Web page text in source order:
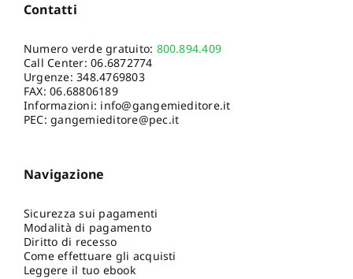
Contatti
Numero verde gratuito: 800.894.409
Call Center:06.6872774
Urgenze:348.4769803
FAX: 06.68806189
Informazioni: info@gangemieditore.it
PEC: gangemieditore@pec.it
Navigazione
Sicurezza sui pagamenti
Modalità di pagamento
Diritto di recesso
Come effettuare gli acquisti
Leggere il tuo ebook